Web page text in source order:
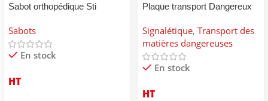
Sabot orthopédique Sti
Sabots
En stock
HT
Plaque transport Dangereux
Signalétique, Transport des
matières dangereuses
En stock
HT